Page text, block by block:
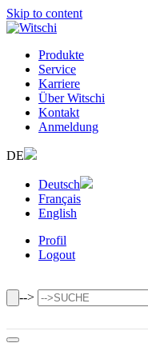
Skip to content
Produkte
Service
Karriere
Über Witschi
Kontakt
Anmeldung
DE
Deutsch
Français
English
Profil
Logout
-->